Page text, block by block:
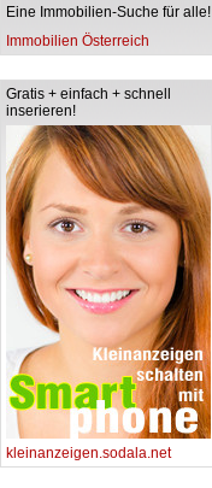
Eine Immobilien-Suche für alle!
Immobilien Österreich
Gratis + einfach + schnell
inserieren!
kleinanzeigen.sodala.net